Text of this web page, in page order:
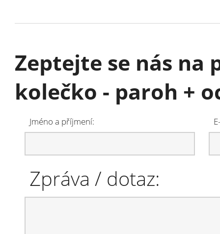
Zeptejte se nás na
kolečko - paroh +
Jméno a příjmení:
Zpráva / dotaz: